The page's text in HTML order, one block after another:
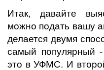
Итак, давайте
можно подать вашу
делается двумя
самый популярный
это в УФМС. И